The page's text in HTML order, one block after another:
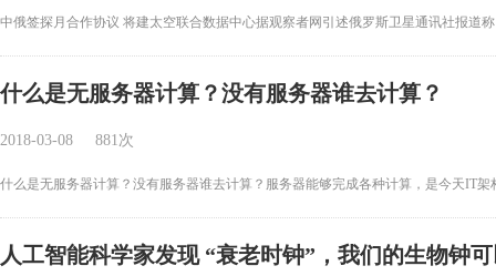
中俄签探月合作协议 将建太空联合数据中心据观察者网引述俄罗斯卫星通讯社报道
什么是无服务器计算？没有服务器谁去计算？
2018-03-08 881次
什么是无服务器计算？没有服务器谁去计算？服务器能够完成各种计算，是今天IT架
人工智能科学家发现 “衰老时钟”，我们的生物钟